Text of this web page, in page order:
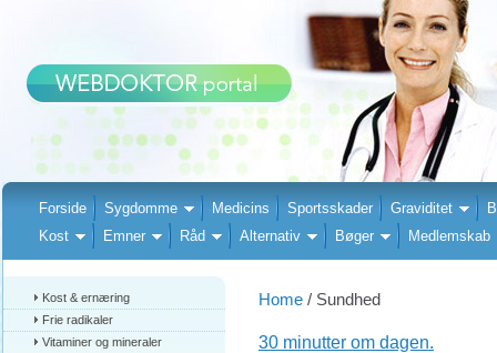
Forside Sygdomme Medicins Sportsskader Graviditet
Kost
Emner Råd Alternativ Bøger Medlemskab
Kost & ernæring
Frie radikaler
Vitaminer og mineraler
Home / Sundhed
30 minutter om dagen.